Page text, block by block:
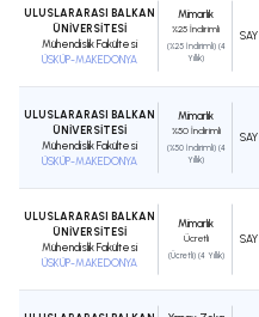
ULUSLARARASI BALKAN
ÜNİVERSİTESİ
Mühendislik Fakültesi
ÜSKÜP-MAKEDONYA
Mimarlık
%25 İndirimli
(%25 İndirimli) (4
Yıllık)
SAY
ULUSLARARASI BALKAN
ÜNİVERSİTESİ
Mühendislik Fakültesi
ÜSKÜP-MAKEDONYA
Mimarlık
%50 İndirimli
(%50 İndirimli) (4
Yıllık)
SAY
ULUSLARARASI BALKAN
ÜNİVERSİTESİ
Mühendislik Fakültesi
ÜSKÜP-MAKEDONYA
Mimarlık
Ücretli
(Ücretli) (4 Yıllık)
SAY